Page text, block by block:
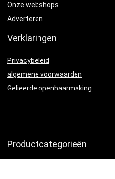
Onze webshops
Adverteren
Verklaringen
Privacybeleid
algemene voorwaarden
Gelieerde openbaarmaking
Productcategorieën